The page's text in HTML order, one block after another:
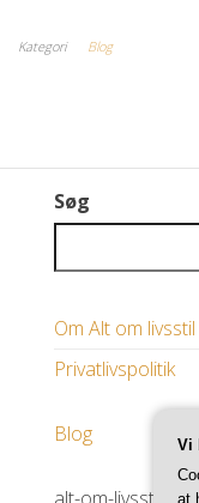
Kategori Blog
Søg
Om Alt om livsstil
Privatlivspolitik
Blog
Vi
at